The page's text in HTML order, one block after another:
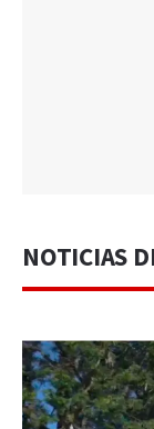
NOTICIAS